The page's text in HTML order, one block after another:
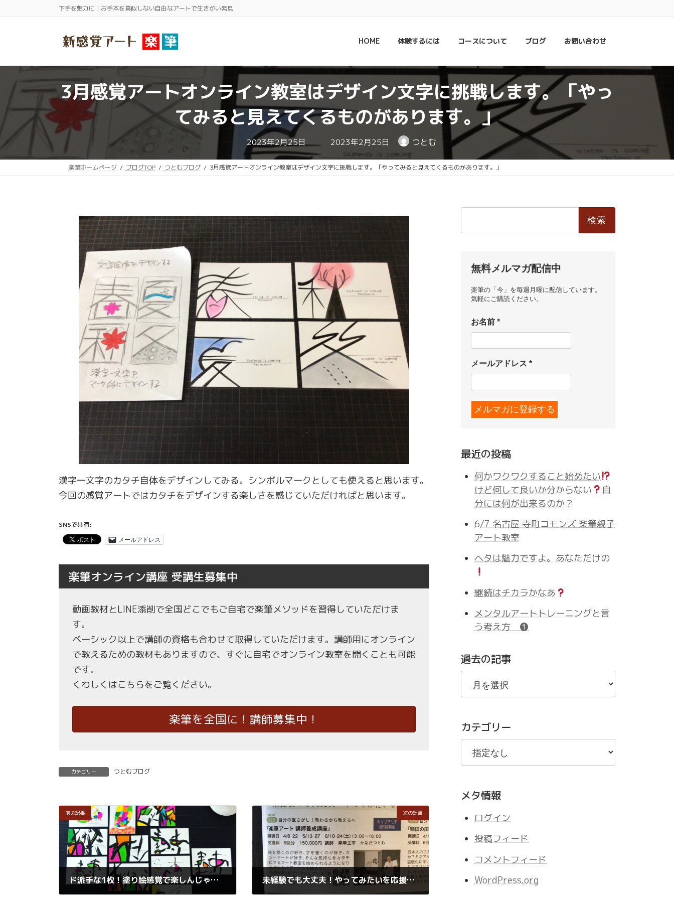
キ
プ
に
動
下手を魅力に！お手本を真似しない自由なアートで生きがい発見
HOME 体験するには コースについて ブログ お問い合わせ
3月感覚アートオンライン教室はデザイン文字に挑戦します。「やっ
てみると見えてくるものがあります。」
2023年2月25日 最
終
新
日
2023年2月25日 つとむ
楽筆ホームページ ブログTOP つとむブログ 3月感覚アートオンライン教室はデザイン文字に挑戦します。「やってみると見えてくるものがあります。」
漢字一文字のカタチ自体をデザインしてみる。シンボルマークとしても使えると思います。
今回の感覚アートではカタチをデザインする楽しさを感じていただければと思います。
SNSで共有:
メールアドレス
楽筆オンライン講座 受講生募集中
動画教材とLINE添削で全国どこでもご自宅で楽筆メソッドを習得していただけま
す。
ベーシック以上で講師の資格も合わせて取得していただけます。講師用にオンライン
で教えるための教材もありますので、すぐに自宅でオンライン教室を開くことも可能
です。
くわしくはこちらをご覧ください。
楽筆を全国に！講師募集中！
カテゴリー つとむブログ
前の記事
ド派手な1枚！塗り絵感覚で楽しんじゃいましょう
次の記事
未経験でも大丈夫！やってみたいを応援！人生を豊かにするチャレンジ講座
無料メルマガ配信中
楽筆の「今」を毎週月曜に配信しています。
気軽にご購読ください。
お名前*
メールアドレス*
最近の投稿
何かワクワクすること始めたい
けど何して良いか分からない
自
分には何が出来るのか？
6/7 名古屋 寺町コモンズ 楽筆親子
アート教室
ヘタは魅力ですよ。あなただけの
継続はチカラかなあ
メンタルアートトレーニングと言
う考え方 ❶
過去の記事
過
の
事
カテゴリー
メタ情報
ログイン
投稿フィード
コメントフィード
WordPress.org